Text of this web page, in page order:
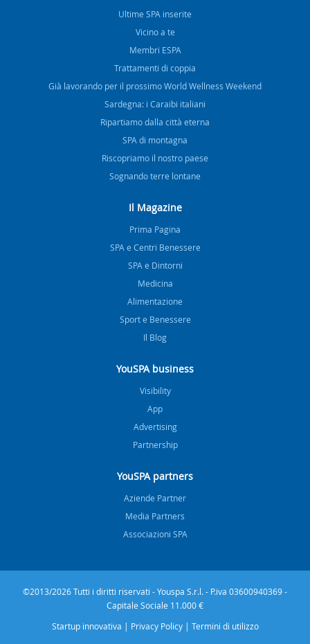
Ultime SPA inserite
Vicino a te
Membri ESPA
Trattamenti di coppia
Già lavorando per il prossimo World Wellness Weekend
Sardegna: i Caraibi italiani
Ripartiamo dalla città eterna
SPA di montagna
Riscopriamo il nostro paese
Sognando terre lontane
Il Magazine
Prima Pagina
SPA e Centri Benessere
SPA e Dintorni
Medicina
Alimentazione
Sport e Benessere
Il Blog
YouSPA business
Visibility
App
Advertising
Partnership
YouSPA partners
Aziende Partner
Media Partners
Associazioni SPA
©2013/2026 Tutti i diritti riservati - Youspa S.r.l. - P.iva 03600940369 -
Capitale Sociale 11.000 €
Startup innovativa | Privacy Policy| Termini di utilizzo